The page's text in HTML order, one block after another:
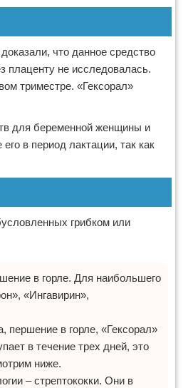
что данное средство
плаценту не исследовалась.
триместре. «Гексорал»
для беременной женщины и
в период лактации, так как
грибком или
в горле. Для наибольшего
«Ингавирин»,
першение в горле, «Гексорал»
в течение трех дней, это
ниже.
– стрептококки. Они в